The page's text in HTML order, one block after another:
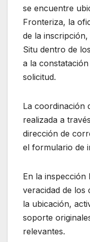
se encuentre
Fronteriza, la
de la
Situ dentro de
a la
solicitud.
La coordinación
realizada a
dirección de
el formulario de
En la inspección
veracidad de los
la ubicación,
soporte
relevantes.